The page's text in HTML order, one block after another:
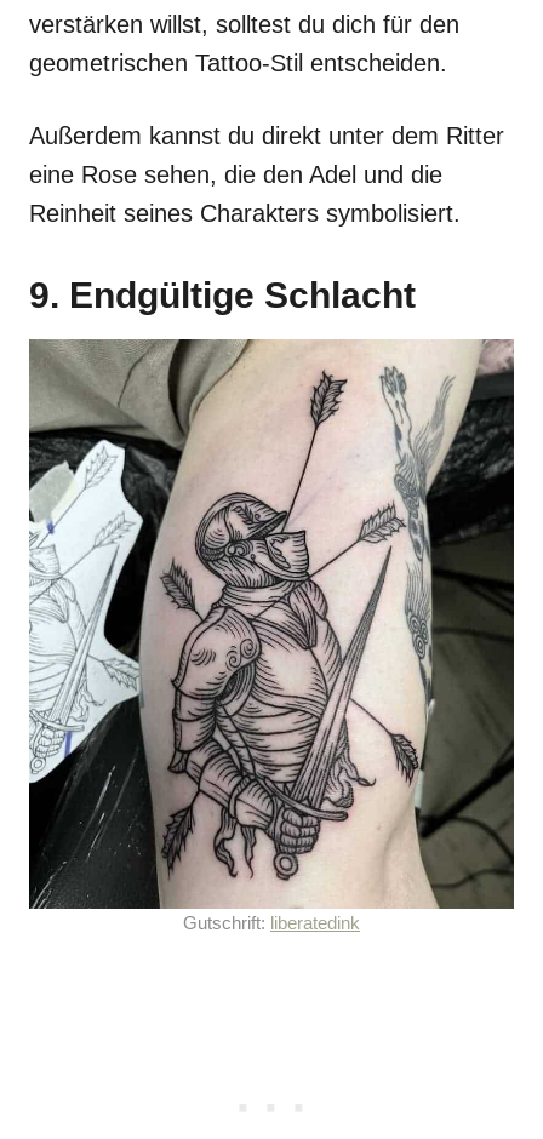
verstärken willst, solltest du dich für den
geometrischen Tattoo-Stil entscheiden.
Außerdem kannst du direkt unter dem Ritter
eine Rose sehen, die den Adel und die
Reinheit seines Charakters symbolisiert.
9. Endgültige Schlacht
Gutschrift: liberatedink